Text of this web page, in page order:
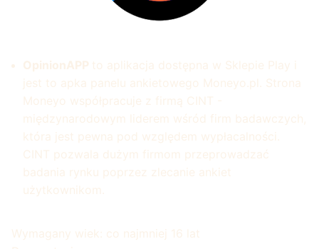
OpinionAPP to aplikacja dostępna w Sklepie Play i
jest to apka panelu ankietowego Moneyo.pl. Strona
Moneyo współpracuje z firmą CINT -
międzynarodowym liderem wśród firm badawczych,
która jest pewna pod względem wypłacalności.
CINT pozwala dużym firmom przeprowadzać
badania rynku poprzez zlecanie ankiet
użytkownikom.
Wymagany wiek: co najmniej 16 lat